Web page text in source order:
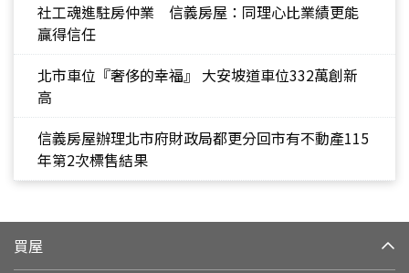
社工魂進駐房仲業 信義房屋：同理心比業績更能
贏得信任
北市車位『奢侈的幸福』 大安坡道車位332萬創新
高
信義房屋辦理北市府財政局都更分回市有不動產115
年第2次標售結果
買屋